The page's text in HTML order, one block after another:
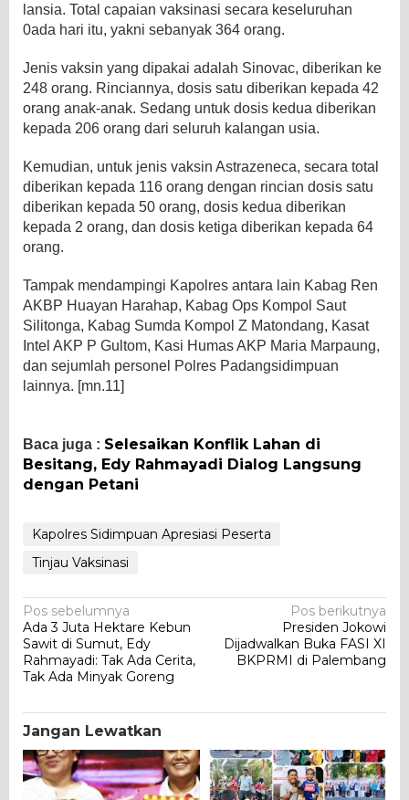
lansia. Total capaian vaksinasi secara keseluruhan
0ada hari itu, yakni sebanyak 364 orang.
Jenis vaksin yang dipakai adalah Sinovac, diberikan ke
248 orang. Rinciannya, dosis satu diberikan kepada 42
orang anak-anak. Sedang untuk dosis kedua diberikan
kepada 206 orang dari seluruh kalangan usia.
Kemudian, untuk jenis vaksin Astrazeneca, secara total
diberikan kepada 116 orang dengan rincian dosis satu
diberikan kepada 50 orang, dosis kedua diberikan
kepada 2 orang, dan dosis ketiga diberikan kepada 64
orang.
Tampak mendampingi Kapolres antara lain Kabag Ren
AKBP Huayan Harahap, Kabag Ops Kompol Saut
Silitonga, Kabag Sumda Kompol Z Matondang, Kasat
Intel AKP P Gultom, Kasi Humas AKP Maria Marpaung,
dan sejumlah personel Polres Padangsidimpuan
lainnya. [mn.11]
Baca juga : Selesaikan Konflik Lahan di
Besitang, Edy Rahmayadi Dialog Langsung
dengan Petani
Kapolres Sidimpuan Apresiasi Peserta
Tinjau Vaksinasi
Navigasi
pos
Pos sebelumnya
Ada 3 Juta Hektare Kebun
Sawit di Sumut, Edy
Rahmayadi: Tak Ada Cerita,
Tak Ada Minyak Goreng
Pos berikutnya
Presiden Jokowi
Dijadwalkan Buka FASI XI
BKPRMI di Palembang
Jangan Lewatkan